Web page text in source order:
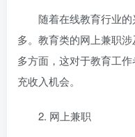
随着在线教育行业
多。教育类的网上兼职
多方面，这对于教育工
充收入机会。
2. 网上兼职